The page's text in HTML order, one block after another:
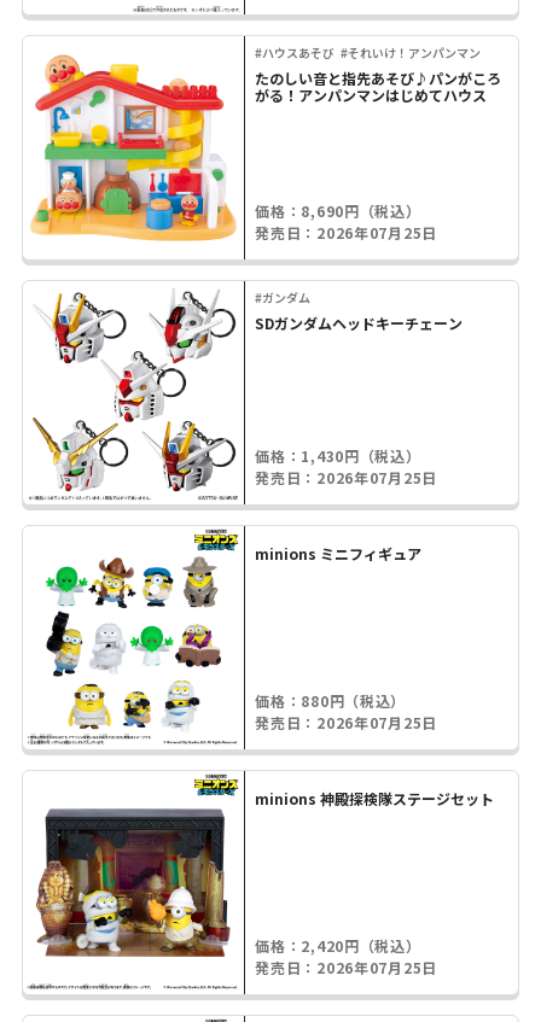
#ハウスあそび #それいけ！アンパンマン
たのしい音と指先あそび♪パンがころ
がる！アンパンマンはじめてハウス
価格：8,690円（税込）
発売日：2026年07月25日
#ガンダム
SDガンダムヘッドキーチェーン
価格：1,430円（税込）
発売日：2026年07月25日
minions ミニフィギュア
価格：880円（税込）
発売日：2026年07月25日
minions 神殿探検隊ステージセット
価格：2,420円（税込）
発売日：2026年07月25日